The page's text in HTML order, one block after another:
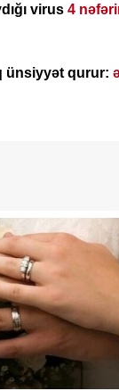
virus4
ünsiyyət qurur: